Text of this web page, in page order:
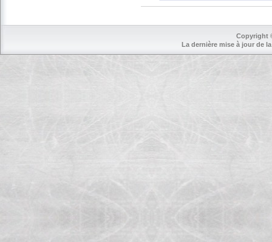
Copyright
La dernière mise à jour de